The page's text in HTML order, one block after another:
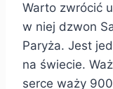
Warto zwrócić
w niej dzwon
Paryża. Jest
na świecie.
serce waży